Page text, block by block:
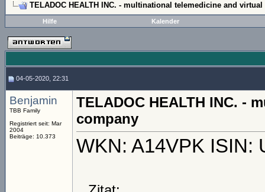
TELADOC HEALTH INC. - multinational telemedicine and
Hilfe Kalender
04-05-2020, 22:31
Benjamin
TBB Family
Registriert seit: Mar
2004
Beiträge: 10.373
TELADOC HEALTH INC. -
company
WKN: A14VPK ISIN: